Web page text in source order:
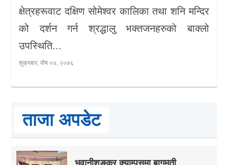
क्षेत्रहरूवाट दक्षिण सोमेश्वर कालिका तथा शनि मन्दिर
को दर्शन गर्न श्रद्धालु भक्तजनहरुको बाक्लो
उपस्थिति...
शुक्रबार, पौष ०४, २०७६
ताजा अपडेट
भुवानीशङ्कर क्याम्पसमा बागमती